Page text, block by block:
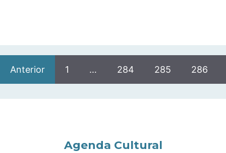
Anterior 1 … 284 285 286
Agenda Cultural